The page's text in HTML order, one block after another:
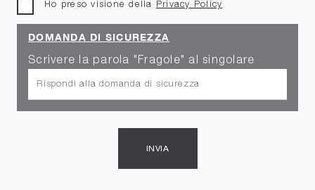
Ho preso visione della Privacy Policy
DOMANDA DI SICUREZZA
Scrivere la parola "Fragole" al singolare
INVIA